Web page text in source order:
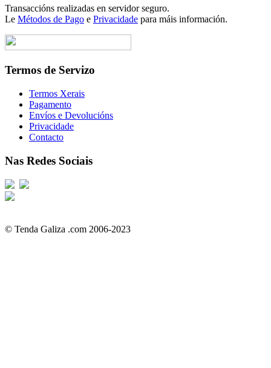
Transaccións realizadas en servidor seguro.
Le Métodos de Pago e Privacidade para máis información.
Termos de Servizo
Termos Xerais
Pagamento
Envíos e Devolucións
Privacidade
Contacto
Nas Redes Sociais
© Tenda Galiza .com 2006-2023